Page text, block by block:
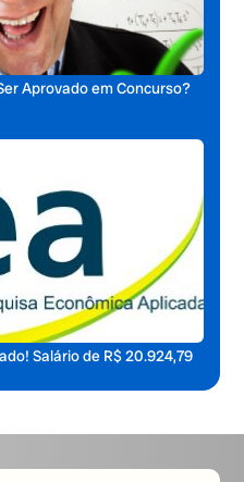
Aprovado em Concurso?
Salário de R$ 20.924,79